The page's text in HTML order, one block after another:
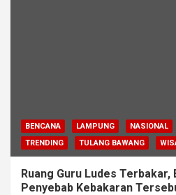
BENCANA LAMPUNG NASIONAL
TRENDING
TULANG BAWANG
Ruang Guru Ludes Terbakar,
Penyebab Kebakaran